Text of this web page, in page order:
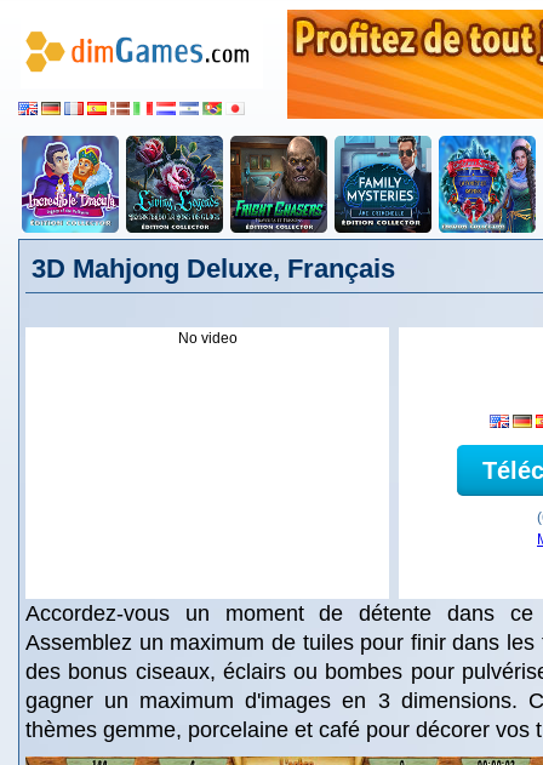
3D Mahjong Deluxe, Français
No video
Accordez-vous un moment de détente dans
Assemblez un maximum de tuiles pour finir dans
des bonus ciseaux, éclairs ou bombes pour
gagner un maximum d'images en 3 dimensions.
thèmes gemme, porcelaine et café pour décorer vos